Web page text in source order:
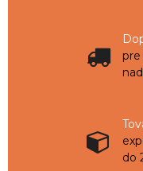
pre
do